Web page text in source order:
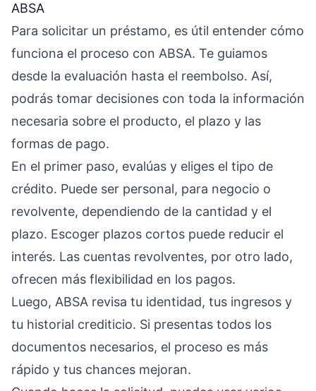
ABSA
Para solicitar un préstamo, es útil entender cómo
funciona el proceso con ABSA. Te guiamos
desde la evaluación hasta el reembolso. Así,
podrás tomar decisiones con toda la información
necesaria sobre el producto, el plazo y las
formas de pago.
En el primer paso, evalúas y eliges el tipo de
crédito. Puede ser personal, para negocio o
revolvente, dependiendo de la cantidad y el
plazo. Escoger plazos cortos puede reducir el
interés. Las cuentas revolventes, por otro lado,
ofrecen más flexibilidad en los pagos.
Luego, ABSA revisa tu identidad, tus ingresos y
tu historial crediticio. Si presentas todos los
documentos necesarios, el proceso es más
rápido y tus chances mejoran.